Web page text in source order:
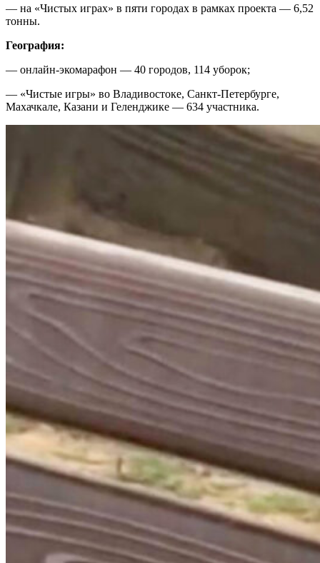
— на «Чистых играх» в пяти городах в рамках проекта — 6,52
тонны.
География:
— онлайн-экомарафон — 40 городов, 114 уборок;
— «Чистые игры» во Владивостоке, Санкт-Петербурге,
Махачкале, Казани и Геленджике — 634 участника.